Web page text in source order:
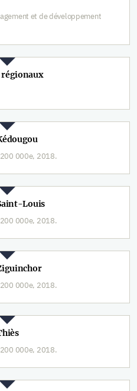
et de développement
régionaux
000e, 2018.
Louis
000e, 2018.
000e, 2018.
000e, 2018.